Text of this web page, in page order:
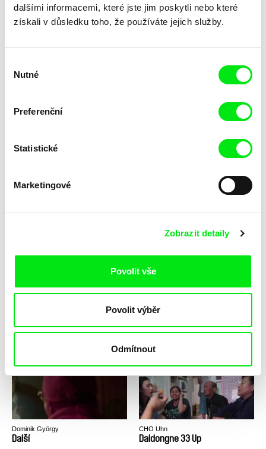
dalšími informacemi, které jste jim poskytli nebo které
získali v důsledku toho, že používáte jejich služby.
souhlasu
Nutné
Preferenční
Statistické
Marketingové
Zobrazit detaily
Povolit vše
Povolit výběr
Odmítnout
Danielův svět
Dancing With Maria Dancing for You
Dance to the Spirits Damian's Room
Dominik György
Další
CHO Uhn
Daldongne 33 Up